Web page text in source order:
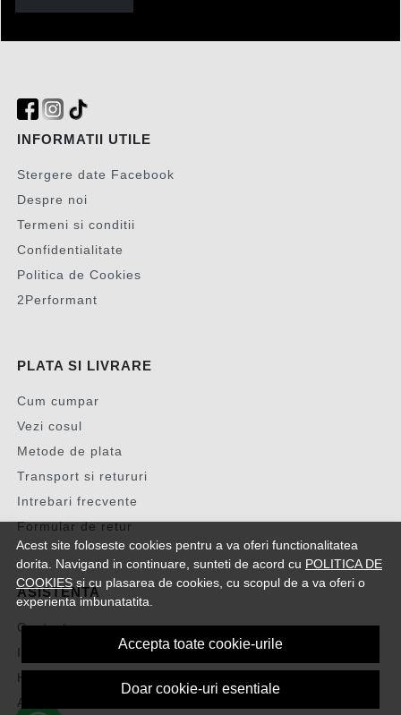
Acest site foloseste cookies pentru a va oferi functionalitatea
dorita. Navigand in continuare, sunteti de acord cu POLITICA DE
COOKIES si cu plasarea de cookies, cu scopul de a va oferi o
experienta imbunatatita.
Accepta toate cookie-urile
Doar cookie-uri esentiale
INFORMATII UTILE
Stergere date Facebook
Despre noi
Termeni si conditii
Confidentialitate
Politica de Cookies
2Performant
PLATA SI LIVRARE
Cum cumpar
Vezi cosul
Metode de plata
Transport si retururi
Intrebari frecvente
Formular de retur
ASISTENTA
Contacteaza-ne
Intrebari frecvente
Harta site
ANPC